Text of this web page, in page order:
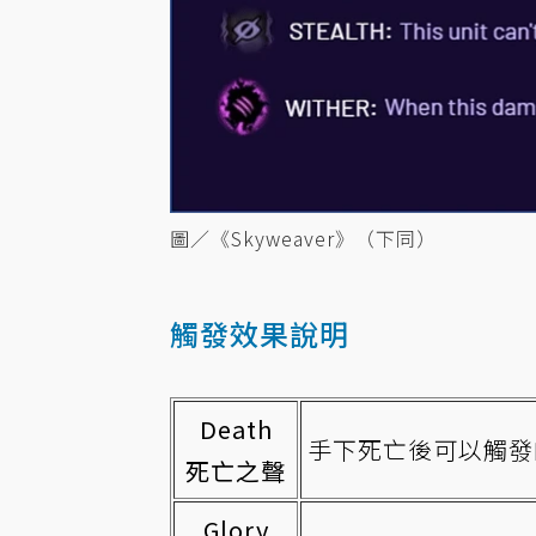
圖／《Skyweaver》（下同）
觸發效果說明
Death
死亡之聲
手下死亡後可以觸
Glory